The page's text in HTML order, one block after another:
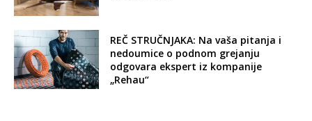
REČ STRUČNJAKA: Na vaša pitanja i
nedoumice o podnom grejanju
odgovara ekspert iz kompanije
„Rehau“